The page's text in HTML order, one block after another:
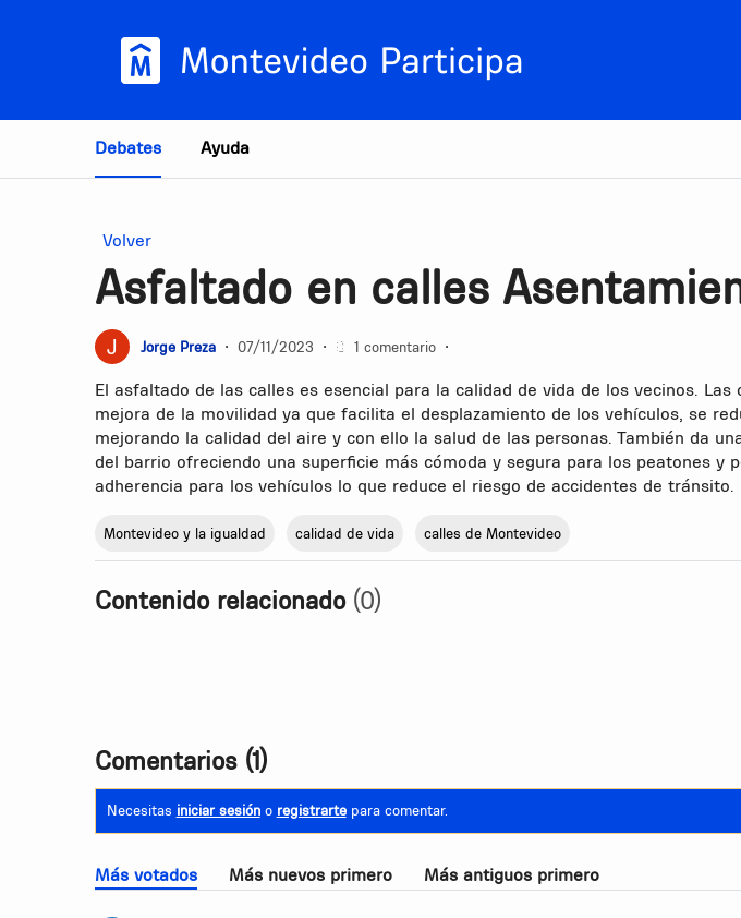
Debates Ayuda
Volver
Asfaltado en calles
Jorge Preza • 07/11/2023 • 1 comentario •
El asfaltado de las calles es esencial para la calidad de vida de los vecinos.
mejora de la movilidad ya que facilita el desplazamiento de los vehículos, se
mejorando la calidad del aire y con ello la salud de las personas. También da
del barrio ofreciendo una superficie más cómoda y segura para los peatones y
adherencia para los vehículos lo que reduce el riesgo de accidentes de tránsito.
Montevideo y la igualdad calidad de vida calles de Montevideo
Contenido relacionado (0)
Comentarios (1)
Necesitas iniciar sesióno registrartepara comentar.
Más votados Más nuevos primero Más antiguos primero